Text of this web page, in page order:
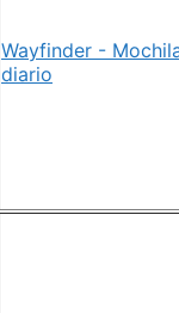
Wayfinder -
diario